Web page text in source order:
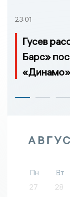
23:01
Гусев
Барс»
«Динамо»
Пн Вт
27
28